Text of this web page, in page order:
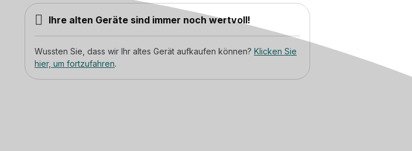
Ihre alten Geräte sind immer noch wertvoll!
Wussten Sie, dass wir Ihr altes Gerät aufkaufen können? Klicken Sie
hier, um fortzufahren.